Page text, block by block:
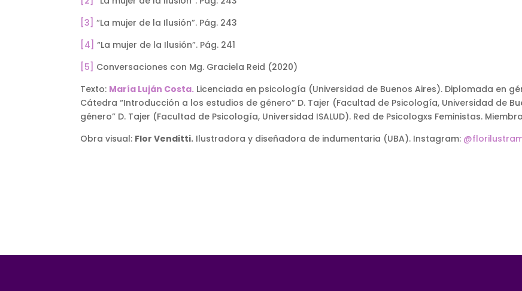
[3] “La mujer de la Ilusión”. Pág. 243
[4] “La mujer de la Ilusión”. Pág. 241
[5]
Conversaciones con Mg. Graciela Reid (2020)
Texto: María Luján Costa. Licenciada en psicología (Universidad de Buenos Aires). Diplomada en
Cátedra “Introducción a los estudios de género” D. Tajer (Facultad de Psicología, Universidad de
género” D. Tajer (Facultad de Psicología, Universidad ISALUD). Red de Psicologxs Feministas.
Obra visual: Flor Venditti. Ilustradora y diseñadora de indumentaria (UBA). Instagram: